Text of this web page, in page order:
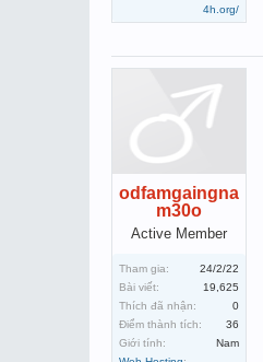
4h.org/
odfamgaingna
m30o
Active Member
Tham gia:
24/2/22
Bài viết:
19,625
Thích đã nhận:
0
Điểm thành tích:
36
Giới tính:
Nam